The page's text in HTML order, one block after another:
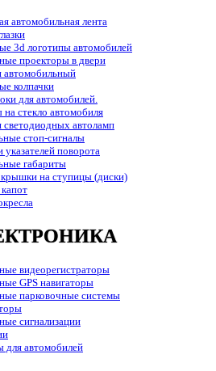
автомобильная лента
3d логотипы автомобилей
проекторы в двери
автомобильный
колпачки
для автомобилей.
на стекло автомобиля
светодиодных автоламп
стоп-сигналы
указателей поворота
габариты
на ступицы (диски)
видеорегистраторы
GPS навигаторы
парковочные системы
сигнализации
для автомобилей